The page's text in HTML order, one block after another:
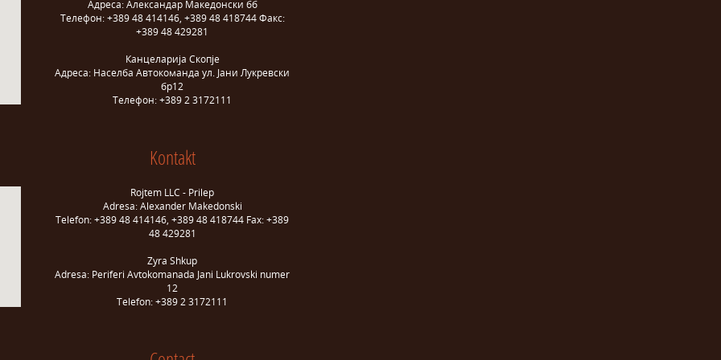
Адреса: Александар Македонски бб
Телефон: +389 48 414146, +389 48 418744 Факс:
+389 48 429281
Канцеларија Скопје
Адреса: Населба Автокоманда ул. Јани Лукревски
бр12
Телефон: +389 2 3172111
Kontakt
Rojtem LLC - Prilep
Adresa: Alexander Makedonski
Telefon: +389 48 414146, +389 48 418744 Fax: +389
48 429281
Zyra Shkup
Adresa: Periferi Avtokomanada Jani Lukrovski numer
12
Telefon: +389 2 3172111